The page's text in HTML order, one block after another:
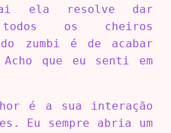
ai ela resolve dar
os cheiros
zumbi é de acabar
Acho que eu senti em
é a sua interação
Eu sempre abria um